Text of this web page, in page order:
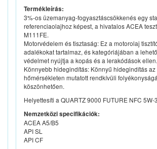
Termékleírás:
3%-os üzemanyag-fogyasztáscsökkenés egy
referenciaolajhoz képest, a hivatalos ACEA
M111FE.
Motorvédelem és tisztaság: Ez a motorolaj
adalékokat tartalmaz, és kategóriájában a
védelmet nyújtja a kopás és a lerakódások ellen.
Könnyebb hidegindítás: Könnyű hidegindítás
hőmérsékleten mutatott rendkívüli
köszönhetően.
Helyettesíti a QUARTZ 9000 FUTURE NFC 5W-
Nemzetközi specifikációk:
ACEA A5/B5
API SL
API CF